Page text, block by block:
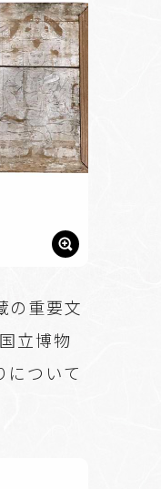
の重要文
立博物
について